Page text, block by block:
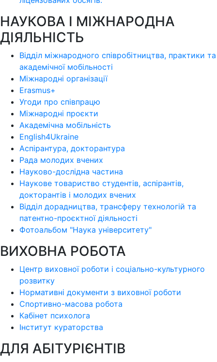
НАУКОВА І МІЖНАРОДНА
ДІЯЛЬНІСТЬ
Відділ міжнародного співробітництва, практики та
академічної мобільності
Міжнародні організації
Erasmus+
Угоди про співпрацю
Міжнародні проєкти
Академічна мобільність
English4Ukraine
Аспірантура, докторантура
Рада молодих вчених
Науково-дослідна частина
Наукове товариство студентів, аспірантів,
докторантів і молодих вчених
Відділ дорадництва, трансферу технологій та
патентно-проєктної діяльності
Фотоальбом "Наука університету"
ВИХОВНА РОБОТА
Центр виховної роботи і соціально-культурного
розвитку
Нормативні документи з виховної роботи
Спортивно-масова робота
Кабінет психолога
Інститут кураторства
ДЛЯ АБІТУРІЄНТІВ